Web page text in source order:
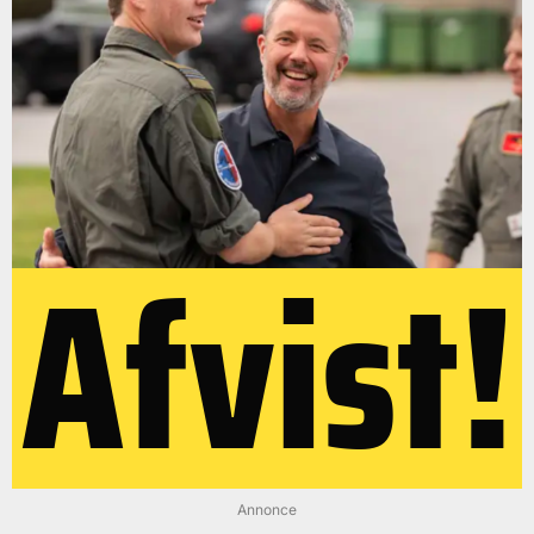
Afvist!
Annonce